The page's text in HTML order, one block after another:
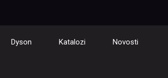
Dyson Katalozi Novosti